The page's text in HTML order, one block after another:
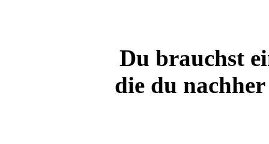
Du brauchst
die du